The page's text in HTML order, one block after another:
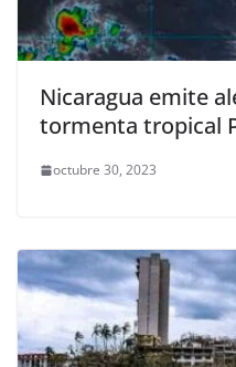
Nicaragua emite
tormenta tropical
octubre 30, 2023